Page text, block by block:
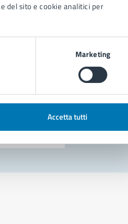
del sito e cookie analitici per
Marketing
Accetta tutti